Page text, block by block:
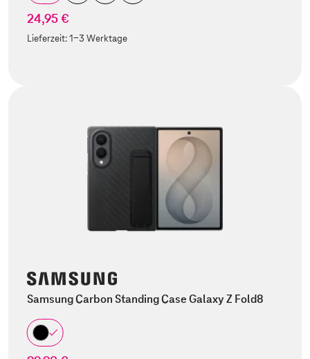
24,95 €
Lieferzeit:1-3 Werktage
Samsung Carbon Standing Case Galaxy Z Fold8